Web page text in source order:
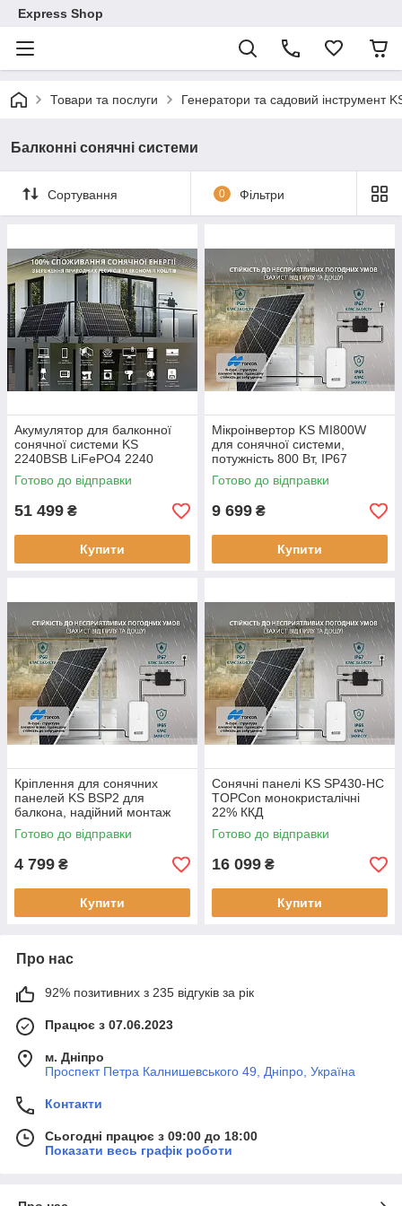
Express Shop
Товари та послуги Генератори та садовий інструмент
Балконні сонячні системи
Сортування 0 Фільтри
Акумулятор для балконної
сонячної системи KS
2240BSB LiFePO4 2240
Вт·год
Готово до відправки
51 499 ₴
Купити
Мікроінвертор KS MI800W
для сонячної системи,
потужність 800 Вт, IP67
Готово до відправки
9 699 ₴
Купити
Кріплення для сонячних
панелей KS BSP2 для
балкона, надійний монтаж
Готово до відправки
4 799 ₴
Купити
Сонячні панелі KS SP430-HC
TOPCon монокристалічні
22% ККД
Готово до відправки
16 099 ₴
Купити
Про нас
92% позитивних з 235 відгуків за рік
Працює з 07.06.2023
м. Дніпро
Проспект Петра Калнишевського 49, Дніпро, Україна
Контакти
Сьогодні працює з 09:00 до 18:00
Показати весь графік роботи